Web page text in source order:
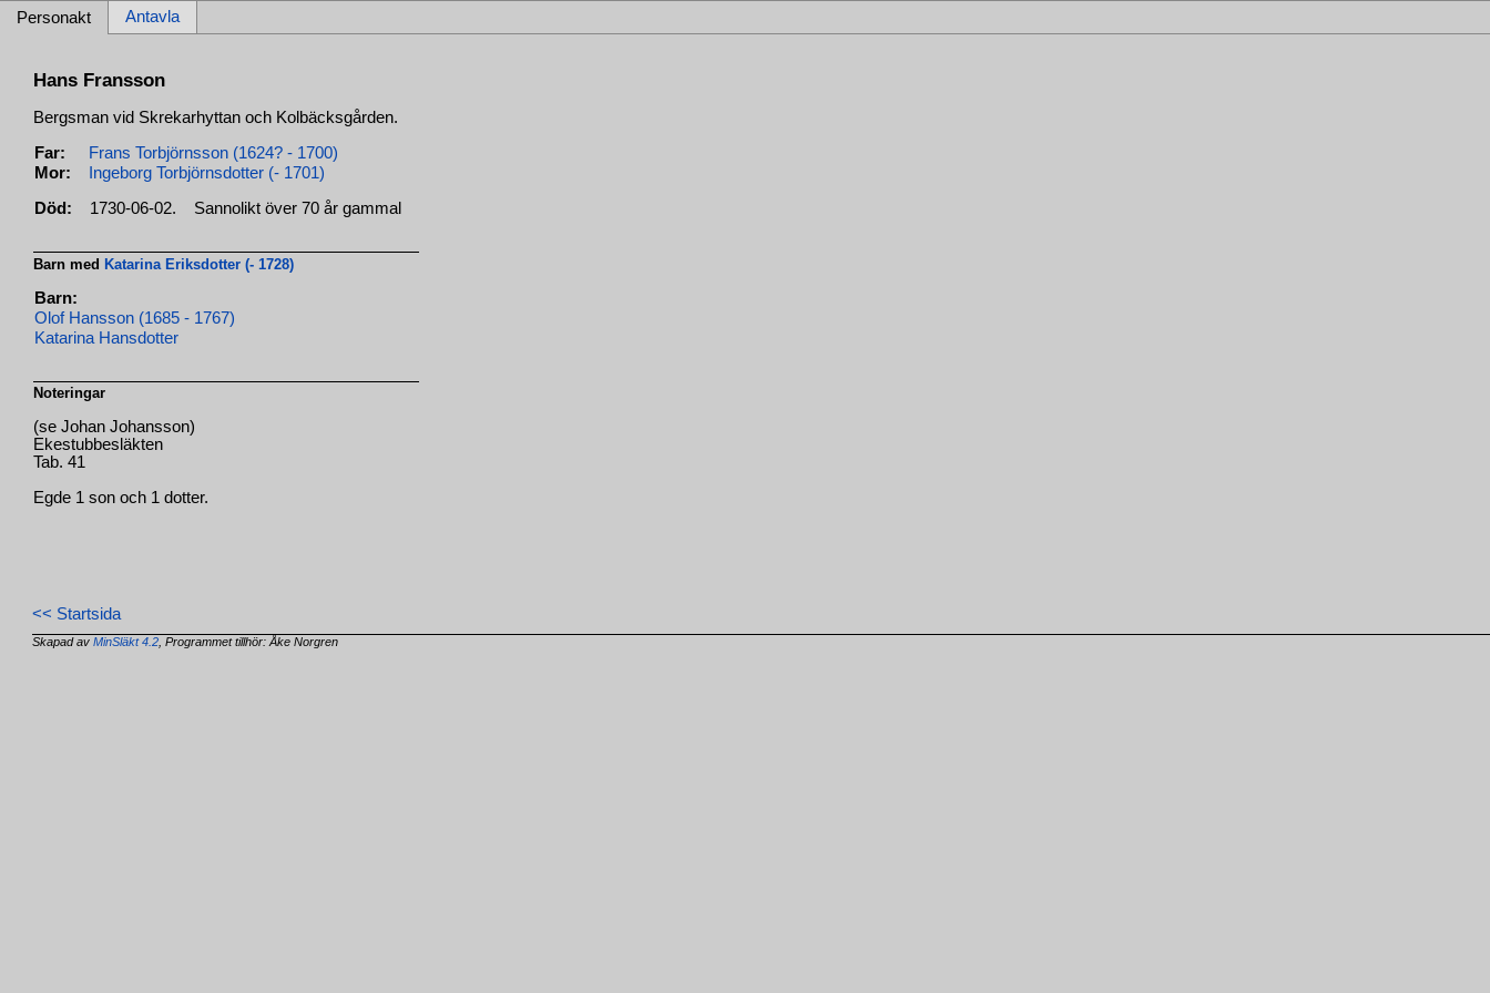
Personakt Antavla
Hans Fransson
Bergsman vid Skrekarhyttan och Kolbäcksgården.
Far:
Frans Torbjörnsson (1624? - 1700)
Mor:
Ingeborg Torbjörnsdotter (- 1701)
Död: 1730-06-02. Sannolikt över 70 år gammal
Barn medKatarina Eriksdotter (- 1728)
Barn:
Olof Hansson (1685 - 1767)
Katarina Hansdotter
Noteringar
(se Johan Johansson)
Ekestubbesläkten
Tab. 41
Egde 1 son och 1 dotter.
<< Startsida
Skapad avMinSläkt 4.2 , Programmet tillhör: Åke Norgren